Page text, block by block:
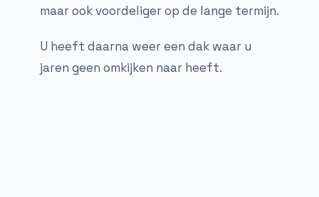
maar ook voordeliger op de lange termijn.
U heeft daarna weer een dak waar u
jaren geen omkijken naar heeft.